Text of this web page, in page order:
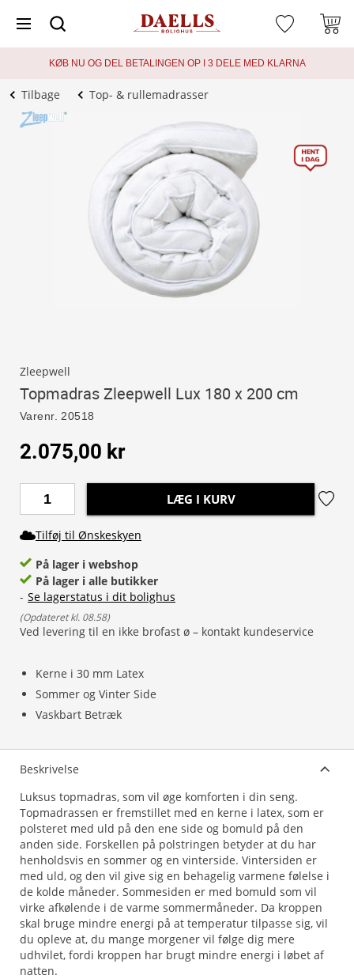
KØB NU OG DEL BETALINGEN OP I 3 DELE MED KLARNA
Tilbage Top- & rullemadrasser
Zleepwell
Topmadras Zleepwell Lux 180 x 200 cm
Varenr. 20518
Kerne i 30 mm Latex
Sommer og Vinter Side
Vaskbart Betræk
2.075,00 kr
LÆG I KURV
Tilføj til Ønskeskyen
På lager i webshop
På lager i alle butikker
- Se lagerstatus i dit bolighus
(Opdateret kl. 08.58)
Ved levering til en ikke brofast ø – kontakt kundeservice
Beskrivelse
Luksus topmadras, som vil øge komforten i din seng.
Topmadrassen er fremstillet med en kerne i latex, som er
polsteret med uld på den ene side og bomuld på den
anden side. Forskellen på polstringen betyder at du har
henholdsvis en sommer og en vinterside. Vintersiden er
med uld, og den vil give sig en behagelig varmene følelse i
de kolde måneder. Sommesiden er med bomuld som vil
virke afkølende i de varme sommermåneder. Da kroppen
skal bruge mindre energi på at temperatur tilpasse sig, vil
du opleve at, du mange morgener vil følge dig mere
udhvilet, fordi kroppen har brugt mindre energi i løbet af
natten.